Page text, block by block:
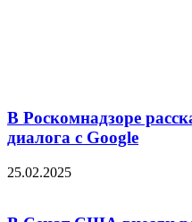
В Роскомнадзоре
диалога с Google
25.02.2025